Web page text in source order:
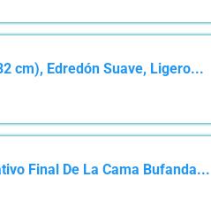
cm), Edredón Suave, Ligero...
Final De La Cama Bufanda...